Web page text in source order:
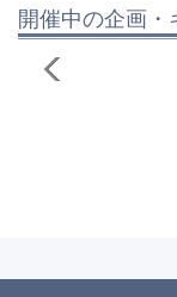
開催中の企画・